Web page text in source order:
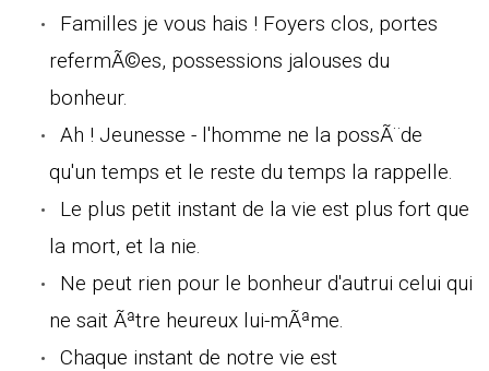
Familles je vous hais ! Foyers clos, portes
refermÃ©es, possessions jalouses du
bonheur.
Ah ! Jeunesse - l'homme ne la possÃ¨de
qu'un temps et le reste du temps la rappelle.
Le plus petit instant de la vie est plus fort que
la mort, et la nie.
Ne peut rien pour le bonheur d'autrui celui qui
ne sait Ãªtre heureux lui-mÃªme.
Chaque instant de notre vie est